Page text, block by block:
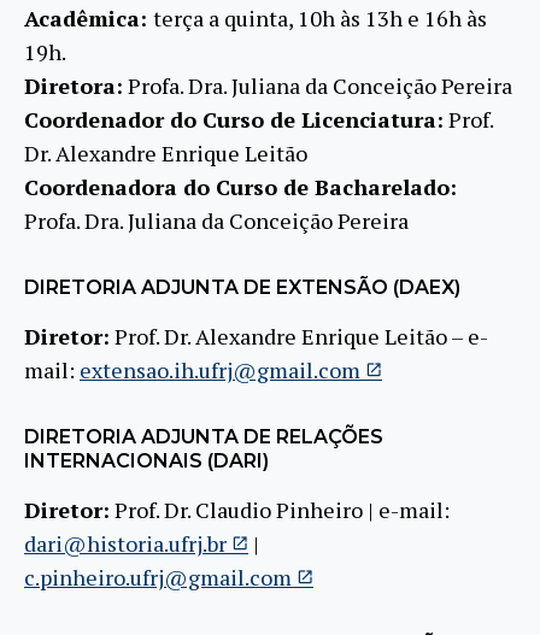
Acadêmica: terça a quinta, 10h às 13h e 16h às
19h.
Diretora: Profa. Dra. Juliana da Conceição Pereira
Coordenador do Curso de Licenciatura: Prof.
Dr. Alexandre Enrique Leitão
Coordenadora do Curso de Bacharelado:
Profa. Dra. Juliana da Conceição Pereira
DIRETORIA ADJUNTA DE EXTENSÃO (DAEX)
Diretor: Prof. Dr. Alexandre Enrique Leitão – e-
mail: extensao.ih.ufrj@gmail.com
DIRETORIA ADJUNTA DE RELAÇÕES
INTERNACIONAIS (DARI)
Diretor: Prof. Dr. Claudio Pinheiro | e-mail:
dari@historia.ufrj.br
|
c.pinheiro.ufrj@gmail.com